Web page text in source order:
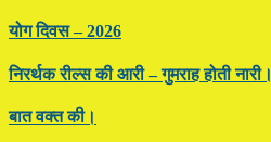
योग दिवस – 2026
निरर्थक रील्स की आरी – गुमराह होती नारी।
बात वक्त की।